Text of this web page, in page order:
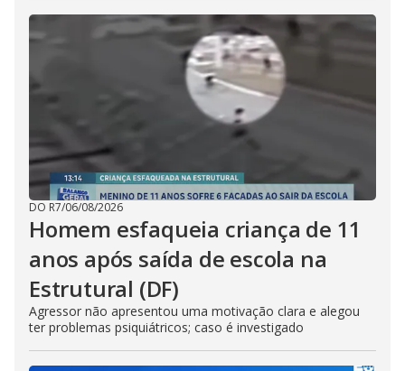
DO R7/06/08/2026
Homem esfaqueia criança de 11
anos após saída de escola na
Estrutural (DF)
Agressor não apresentou uma motivação clara e alegou
ter problemas psiquiátricos; caso é investigado